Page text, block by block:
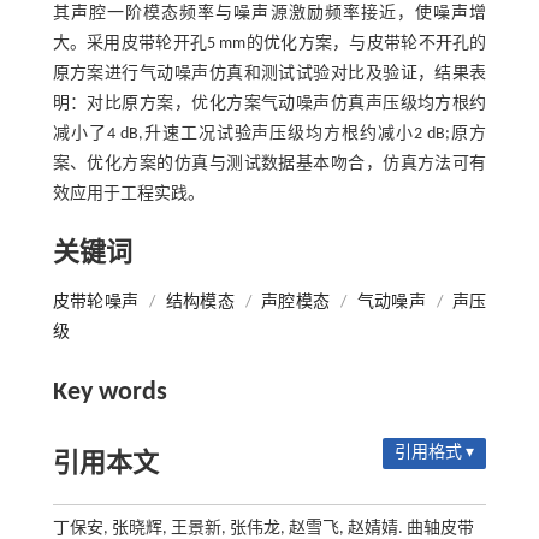
其声腔一阶模态频率与噪声源激励频率接近，使噪声增
大。采用皮带轮开孔5 mm的优化方案，与皮带轮不开孔的
原方案进行气动噪声仿真和测试试验对比及验证，结果表
明：对比原方案，优化方案气动噪声仿真声压级均方根约
减小了4 dB,升速工况试验声压级均方根约减小2 dB;原方
案、优化方案的仿真与测试数据基本吻合，仿真方法可有
效应用于工程实践。
关键词
皮带轮噪声 / 结构模态 / 声腔模态 / 气动噪声 /
声压
级
Key words
引用本文 引用格式 ▾
丁保安, 张晓辉, 王景新, 张伟龙, 赵雪飞, 赵婧婧. 曲轴皮带